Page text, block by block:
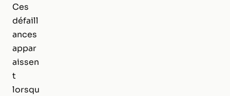
Ces
défaill
ances
appar
aissen
t
lorsqu